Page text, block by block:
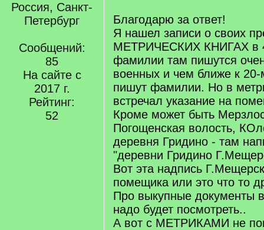
Россия, Санкт-
Петербург
Сообщений:
85
На сайте с
2017 г.
Рейтинг:
52
Благодарю за ответ!
Я нашел записи о своих
МЕТРИЧЕСКИХ КНИГАХ в
фамилии там пишутся
военных и чем ближе к
пишут фамилии. Но в
встречал указание на
Кроме может быть
Погощенская волость,
деревня Гридино - там
"деревни Гридино
Вот эта надпись
помещика или это что то
Про выкупные документы
надо будет посмотреть..
А вот с МЕТРИКАМИ не